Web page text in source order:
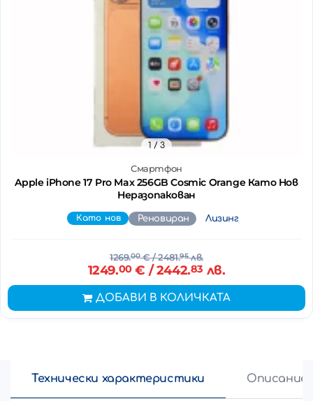
Смартфон
Apple iPhone 17 Pro Max 256GB Cosmic Orange Като Нов
Неразопакован
1 / 3
Като нов Реновиран Лизинг
1269.00€/ 2481.95лв.
1249.00€ / 2442.83 лв.
ДОБАВИ В КОЛИЧКАТА
Технически характеристики Описание